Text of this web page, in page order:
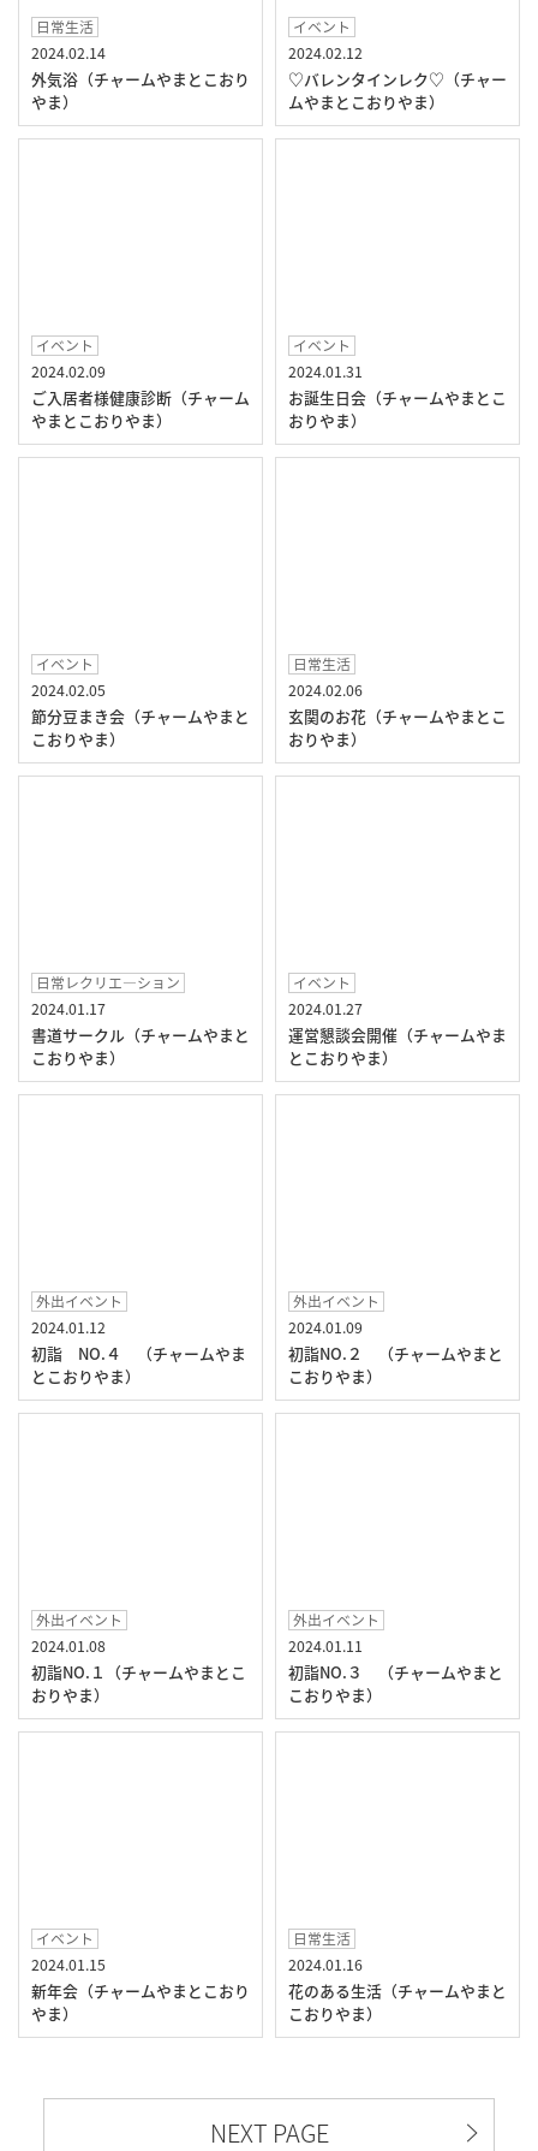
日常生活
2024.02.14
外気浴（チャームやまとこおり
やま）
イベント
2024.02.12
♡バレンタインレク♡（チャー
ムやまとこおりやま）
イベント
2024.02.09
ご入居者様健康診断（チャーム
やまとこおりやま）
イベント
2024.01.31
お誕生日会（チャームやまとこ
おりやま）
イベント
2024.02.05
節分豆まき会（チャームやまと
こおりやま）
日常生活
2024.02.06
玄関のお花（チャームやまとこ
おりやま）
日常レクリエ―ション
2024.01.17
書道サークル（チャームやまと
こおりやま）
イベント
2024.01.27
運営懇談会開催（チャームやま
とこおりやま）
外出イベント
2024.01.12
初詣 NO.４ （チャームやま
とこおりやま）
外出イベント
2024.01.09
初詣NO.２ （チャームやまと
こおりやま）
外出イベント
2024.01.08
初詣NO.１（チャームやまとこ
おりやま）
外出イベント
2024.01.11
初詣NO.３ （チャームやまと
こおりやま）
イベント
2024.01.15
新年会（チャームやまとこおり
やま）
日常生活
2024.01.16
花のある生活（チャームやまと
こおりやま）
NEXT PAGE